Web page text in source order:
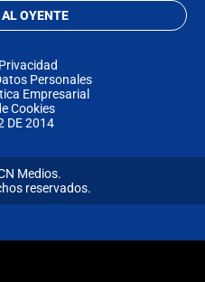
OYENTE
Personales
Empresarial
Cookies
DE 2014
Medios.
reservados.